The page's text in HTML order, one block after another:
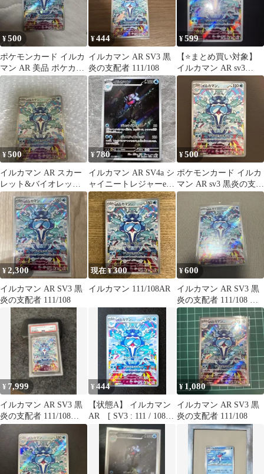
¥500
ポケモンカード イルカ
マン AR 美品 ポケカ
sv3 黒炎の支配者
¥444
イルカマン AR SV3 黒
炎の支配者 111/108
¥599
【⭐️まとめ買い対象】
イルカマン AR sv3
111/108
¥500
イルカマン AR スカー
レット&バイオレット
拡張パック 黒炎の支配
者 キラ …
¥780
イルカマン AR SV4a シ
ャイニートレジャーex
339/190 ポケカ
¥500
ポケモンカード イルカ
マン AR sv3 黒炎の支配
者
¥2,300
イルカマン AR SV3 黒
炎の支配者 111/108
現在 ¥300
イルカマン 111/108AR
¥600
イルカマン AR SV3 黒
炎の支配者 111/108 自
宅保管になります。
¥ 7,999
イルカマン AR SV3 黒
炎の支配者 111/108
psa10
¥444
【状態A】 イルカマン
AR [ SV3 : 111 / 108
] ポケモンカードゲー
ム 黒炎の支配者
¥ 1,080
イルカマン AR SV3 黒
炎の支配者 111/108